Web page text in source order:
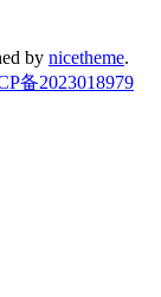
by nicetheme.
备2023018979